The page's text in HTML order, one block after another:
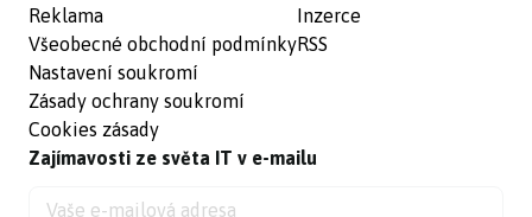
Reklama
Všeobecné obchodní podmínky
Nastavení soukromí
Zásady ochrany soukromí
Cookies zásady
Inzerce
RSS
Zajímavosti ze světa IT v e-mailu